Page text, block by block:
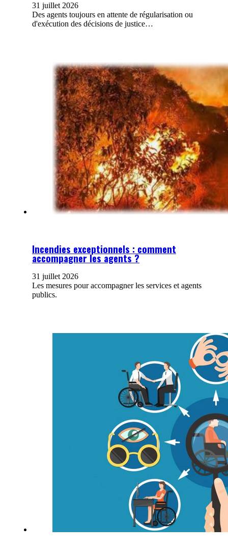
31 juillet 2026
Des agents toujours en attente de régularisation ou
d'exécution des décisions de justice…
Incendies exceptionnels : comment
accompagner les agents ?
31 juillet 2026
Les mesures pour accompagner les services et agents
publics.